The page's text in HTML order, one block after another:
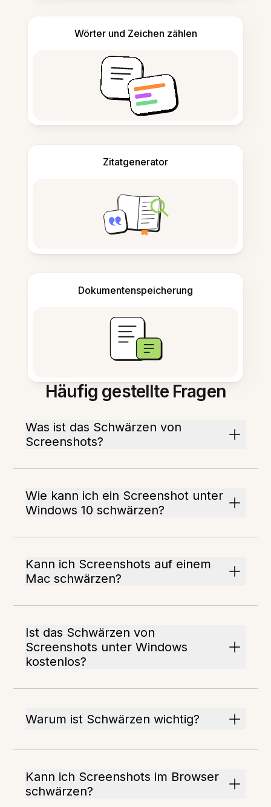
Wörter und Zeichen zählen
Zitatgenerator
Dokumentenspeicherung
Häufig gestellte Fragen
Was ist das Schwärzen von
Screenshots?
Wie kann ich ein Screenshot unter
Windows 10 schwärzen?
Kann ich Screenshots auf einem
Mac schwärzen?
Ist das Schwärzen von
Screenshots unter Windows
kostenlos?
Warum ist Schwärzen wichtig?
Kann ich Screenshots im Browser
schwärzen?